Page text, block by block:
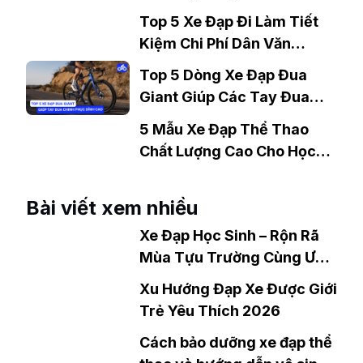
Gợi Ý Mẫu Đáng Mua
Top 5 Xe Đạp Đi Làm Tiết
Kiệm Chi Phí Dân Văn
Phòng Nên Mua?
Top 5 Dòng Xe Đạp Đua
Giant Giúp Các Tay Đua
Chinh Phục Đỉnh Cao
5 Mẫu Xe Đạp Thể Thao
Chất Lượng Cao Cho Học
Nay
Bài viết xem nhiều
Xe Đạp Học Sinh – Rộn Rã
Mùa Tựu Trường Cùng Ưu
Đãi Thả Ga Từ Xedap.vn
Xu Hướng Đạp Xe Được Giới
Trẻ Yêu Thích 2026
Cách bảo dưỡng xe đạp thể